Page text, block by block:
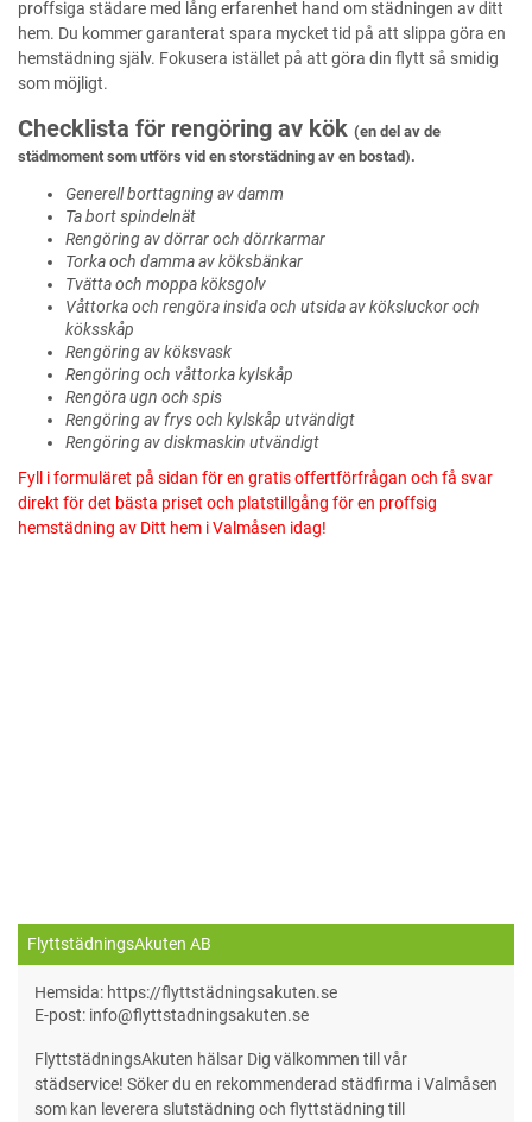
proffsiga städare med lång erfarenhet hand om städningen av ditt
hem. Du kommer garanterat spara mycket tid på att slippa göra en
hemstädning själv. Fokusera istället på att göra din flytt så smidig
som möjligt.
Checklista för rengöring av kök (en del av de
städmoment som utförs vid en storstädning av en bostad).
Generell borttagning av damm
Ta bort spindelnät
Rengöring av dörrar och dörrkarmar
Torka och damma av köksbänkar
Tvätta och moppa köksgolv
Våttorka och rengöra insida och utsida av köksluckor och
köksskåp
Rengöring av köksvask
Rengöring och våttorka kylskåp
Rengöra ugn och spis
Rengöring av frys och kylskåp utvändigt
Rengöring av diskmaskin utvändigt
Fyll i formuläret på sidan för en gratis offertförfrågan och få svar
direkt för det bästa priset och platstillgång för en proffsig
hemstädning av Ditt hem i Valmåsen idag!
FlyttstädningsAkuten AB
Hemsida: https://flyttstädningsakuten.se
E-post: info@flyttstadningsakuten.se
FlyttstädningsAkuten hälsar Dig välkommen till vår
städservice! Söker du en rekommenderad städfirma i Valmåsen
som kan leverera slutstädning och flyttstädning till